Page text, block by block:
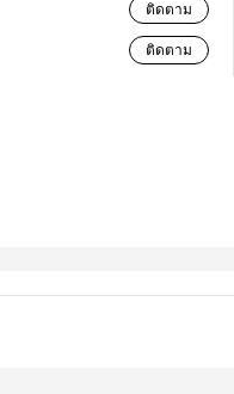
ติดตาม
ติดตาม